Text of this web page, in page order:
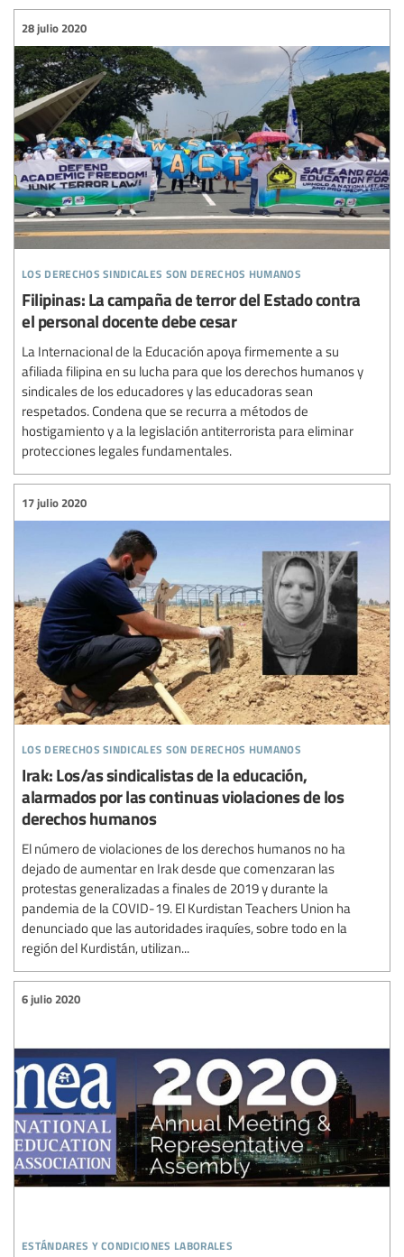
los derechos sindicales son derechos humanos
28 julio 2020
Filipinas: La campaña de terror del Estado contra
el personal docente debe cesar
La Internacional de la Educación apoya firmemente a su
afiliada filipina en su lucha para que los derechos humanos y
sindicales de los educadores y las educadoras sean
respetados. Condena que se recurra a métodos de
hostigamiento y a la legislación antiterrorista para eliminar
protecciones legales fundamentales.
los derechos sindicales son derechos humanos
17 julio 2020
Irak: Los/as sindicalistas de la educación,
alarmados por las continuas violaciones de los
derechos humanos
El número de violaciones de los derechos humanos no ha
dejado de aumentar en Irak desde que comenzaran las
protestas generalizadas a finales de 2019 y durante la
pandemia de la COVID-19. El Kurdistan Teachers Union ha
denunciado que las autoridades iraquíes, sobre todo en la
región del Kurdistán, utilizan...
estándares y condiciones laborales
6 julio 2020